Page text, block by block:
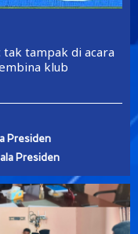
tak tampak di acara
klub
Presiden
Presiden